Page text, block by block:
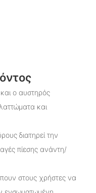
ο αυστηρός
και
διατηρεί την
πίεσης ανάντη/
στους χρήστες να